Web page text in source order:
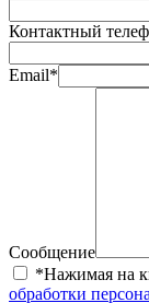
Контактный
Email*
Сообщение
*Нажимая на
обработки